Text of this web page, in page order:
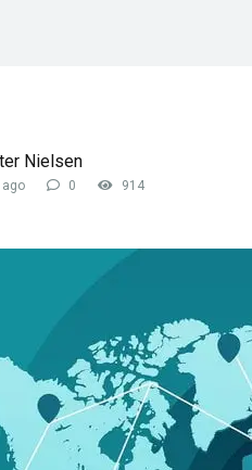
Nielsen
ago 0 914